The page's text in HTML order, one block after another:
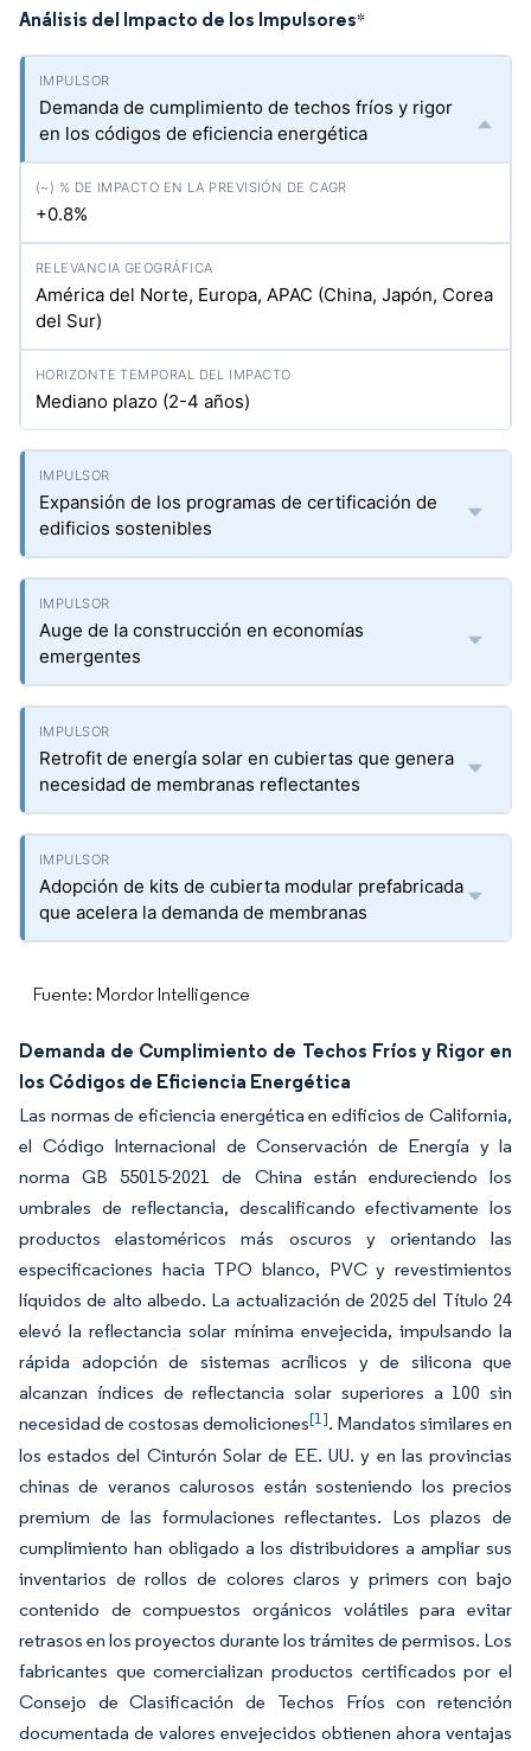
Análisis del Impacto de los Impulsores*
Demanda de cumplimiento de techos fríos y rigor
en los códigos de eficiencia energética
+0.8%
América del Norte, Europa, APAC (China, Japón, Corea
del Sur)
Mediano plazo (2-4 años)
Expansión de los programas de certificación de
edificios sostenibles
Auge de la construcción en economías
emergentes
Retrofit de energía solar en cubiertas que genera
necesidad de membranas reflectantes
Adopción de kits de cubierta modular prefabricada
que acelera la demanda de membranas
Fuente: Mordor Intelligence
Demanda de Cumplimiento de Techos Fríos y Rigor en
los Códigos de Eficiencia Energética
Las normas de eficiencia energética en edificios de California,
el Código Internacional de Conservación de Energía y la
norma GB 55015-2021 de China están endureciendo los
umbrales de reflectancia, descalificando efectivamente los
productos elastoméricos más oscuros y orientando las
especificaciones hacia TPO blanco, PVC y revestimientos
líquidos de alto albedo. La actualización de 2025 del Título 24
elevó la reflectancia solar mínima envejecida, impulsando la
rápida adopción de sistemas acrílicos y de silicona que
alcanzan índices de reflectancia solar superiores a 100 sin
necesidad de costosas demoliciones[1]. Mandatos similares en
los estados del Cinturón Solar de EE. UU. y en las provincias
chinas de veranos calurosos están sosteniendo los precios
premium de las formulaciones reflectantes. Los plazos de
cumplimiento han obligado a los distribuidores a ampliar sus
inventarios de rollos de colores claros y primers con bajo
contenido de compuestos orgánicos volátiles para evitar
retrasos en los proyectos durante los trámites de permisos. Los
fabricantes que comercializan productos certificados por el
Consejo de Clasificación de Techos Fríos con retención
documentada de valores envejecidos obtienen ahora ventajas